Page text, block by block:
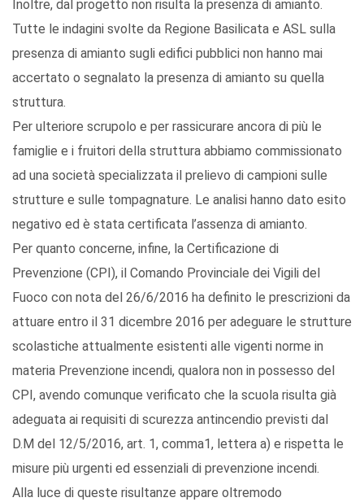
Inoltre, dal progetto non risulta la presenza di amianto.
Tutte le indagini svolte da Regione Basilicata e ASL sulla
presenza di amianto sugli edifici pubblici non hanno mai
accertato o segnalato la presenza di amianto su quella
struttura.
Per ulteriore scrupolo e per rassicurare ancora di più le
famiglie e i fruitori della struttura abbiamo commissionato
ad una società specializzata il prelievo di campioni sulle
strutture e sulle tompagnature. Le analisi hanno dato esito
negativo ed è stata certificata l’assenza di amianto.
Per quanto concerne, infine, la Certificazione di
Prevenzione (CPI), il Comando Provinciale dei Vigili del
Fuoco con nota del 26/6/2016 ha definito le prescrizioni da
attuare entro il 31 dicembre 2016 per adeguare le strutture
scolastiche attualmente esistenti alle vigenti norme in
materia Prevenzione incendi, qualora non in possesso del
CPI, avendo comunque verificato che la scuola risulta già
adeguata ai requisiti di scurezza antincendio previsti dal
D.M del 12/5/2016, art. 1, comma1, lettera a) e rispetta le
misure più urgenti ed essenziali di prevenzione incendi.
Alla luce di queste risultanze appare oltremodo